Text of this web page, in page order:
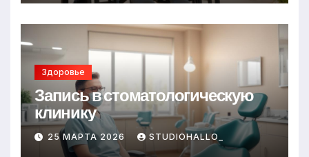
Здоровье
Запись в стоматологическую
клинику
25 МАРТА 2026 STUDIOHALLO_